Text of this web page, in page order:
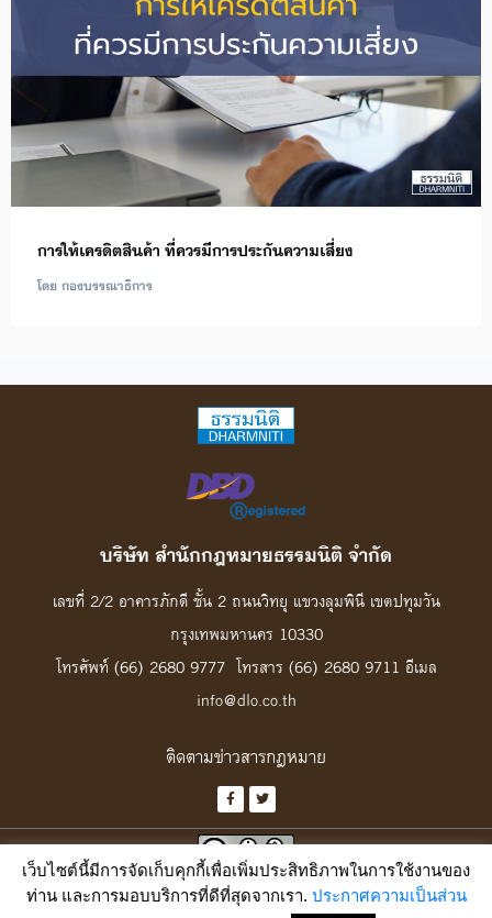
การให้เครดิตสินค้า ที่ควรมีการประกันความเสี่ยง
โดย กองบรรณาธิการ
บริษัท สํานักกฎหมายธรรมนิติ จํากัด
เลขที่ 2/2 อาคารภักดี ชั้น 2 ถนนวิทยุ แขวงลุมพินี เขตปทุมวัน
กรุงเทพมหานคร 10330
โทรศัพท์ (66) 2680 9777 โทรสาร (66) 2680 9711 อีเมล
info@dlo.co.th
ติดตามข่าวสารกฎหมาย
เว้นแต่ระบุเงื่อนไขไว้เป็นอย่างอื่น เฉพาะงานสร้างสรรค์ของเว็บนี้ อนุญาตให้นำไป
เว็บไซต์นี้มีการจัดเก็บคุกกี้เพื่อเพิ่มประสิทธิภาพในการใช้งานของ
ท่าน และการมอบบริการที่ดีที่สุดจากเรา. ประกาศความเป็นส่วน